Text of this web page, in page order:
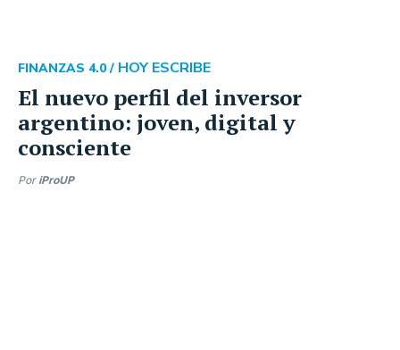
El nuevo perfil del inversor
argentino: joven, digital y
consciente
FINANZAS 4.0 / HOY ESCRIBE
Por iProUP